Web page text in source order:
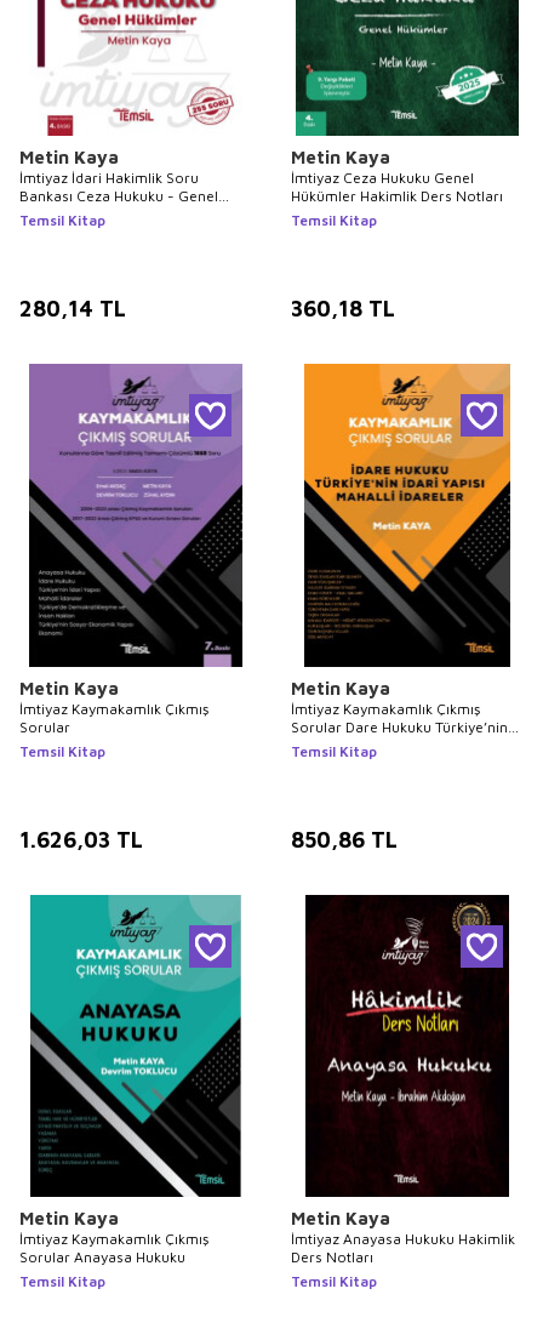
Metin Kaya
İmtiyaz İdari Hakimlik Soru
Bankası Ceza Hukuku - Genel
Hükümler
Temsil Kitap
280,14 TL
Metin Kaya
İmtiyaz Ceza Hukuku Genel
Hükümler Hakimlik Ders Notları
Temsil Kitap
360,18 TL
Metin Kaya
İmtiyaz Kaymakamlık Çıkmış
Sorular
Temsil Kitap
1.626,03 TL
Metin Kaya
İmtiyaz Kaymakamlık Çıkmış
Sorular Dare Hukuku Türkiye’nin
İdari Yapısı Mahalli İdareler
Temsil Kitap
850,86 TL
Metin Kaya
İmtiyaz Kaymakamlık Çıkmış
Sorular Anayasa Hukuku
Temsil Kitap
Metin Kaya
İmtiyaz Anayasa Hukuku Hakimlik
Ders Notları
Temsil Kitap